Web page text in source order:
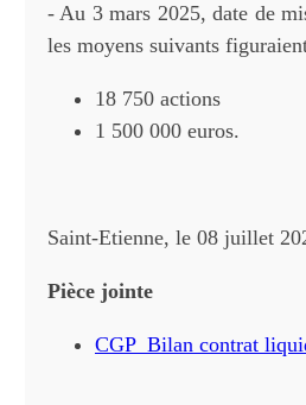
- Au 3 mars 2025, date de
les moyens suivants
18 750 actions
1 500 000 euros.
Saint-Etienne, le 08 juillet
Pièce jointe
CGP_Bilan contrat